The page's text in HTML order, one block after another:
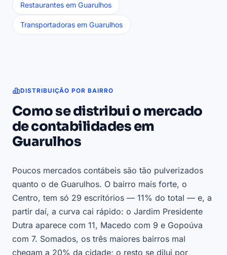
Restaurantes em Guarulhos
Transportadoras em Guarulhos
DISTRIBUIÇÃO POR BAIRRO
Como se distribui o mercado
de contabilidades em
Guarulhos
Poucos mercados contábeis são tão pulverizados
quanto o de Guarulhos. O bairro mais forte, o
Centro, tem só 29 escritórios — 11% do total — e, a
partir daí, a curva cai rápido: o Jardim Presidente
Dutra aparece com 11, Macedo com 9 e Gopoúva
com 7. Somados, os três maiores bairros mal
chegam a 20% da cidade; o resto se dilui por